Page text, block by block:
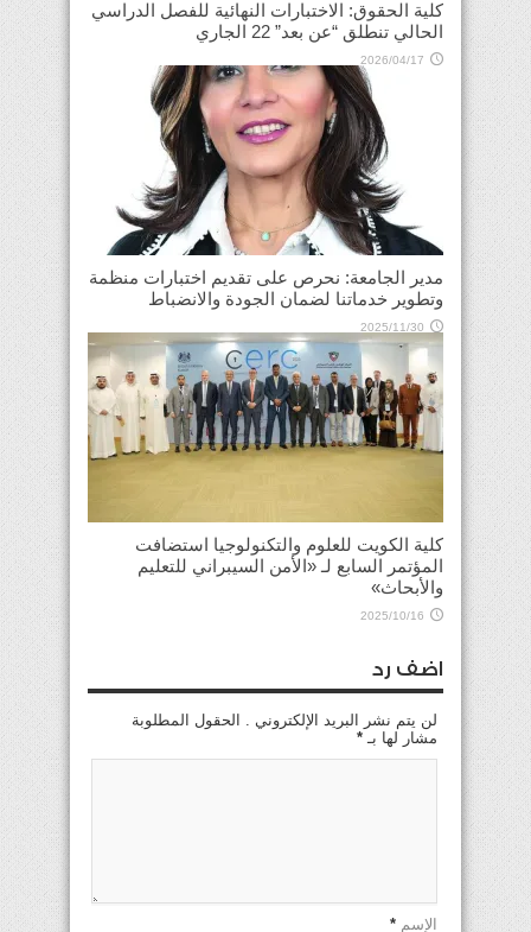
كلية الحقوق: الاختبارات النهائية للفصل الدراسي
الحالي تنطلق “عن بعد” 22 الجاري
2026/04/17
مدير الجامعة: نحرص على تقديم اختبارات منظمة
وتطوير خدماتنا لضمان الجودة والانضباط
2025/11/30
كلية الكويت للعلوم والتكنولوجيا استضافت
المؤتمر السابع لـ «الأمن السيبراني للتعليم
والأبحاث»
2025/10/16
اضف رد
لن يتم نشر البريد الإلكتروني . الحقول المطلوبة
مشار لها بـ *
الإسم *